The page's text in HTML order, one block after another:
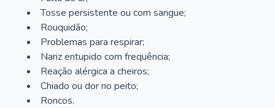
Tosse persistente ou com sangue;
Rouquidão;
Problemas para respirar;
Nariz entupido com frequência;
Reação alérgica a cheiros;
Chiado ou dor no peito;
Roncos.